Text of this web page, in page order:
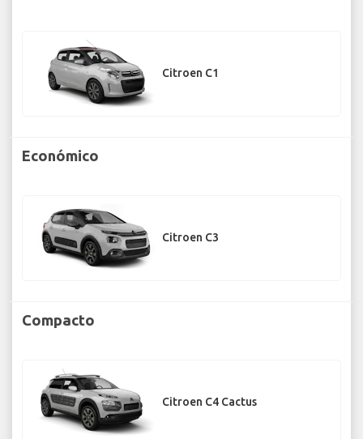
Citroen C1
Económico
Citroen C3
Compacto
Citroen C4 Cactus